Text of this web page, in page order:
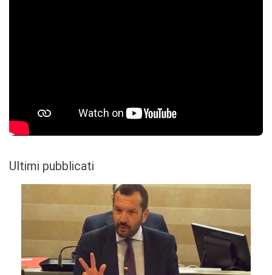
Ultimi pubblicati